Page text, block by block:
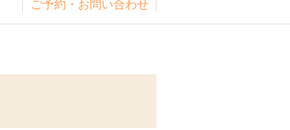
ご予約・お問い合わせ